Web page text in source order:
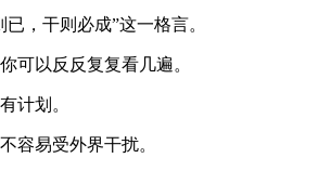
已，干则必成”这一格言。
可以反反复复看几遍。
计划。
容易受外界干扰。